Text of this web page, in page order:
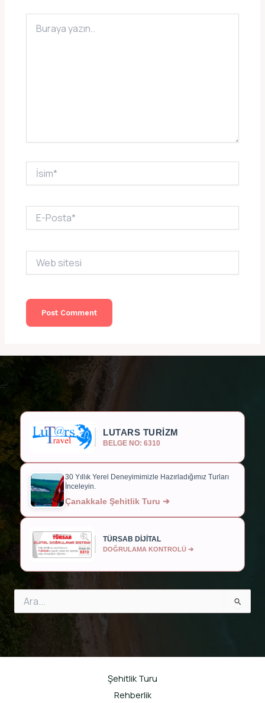
yazın..
İsim*
Posta*
sitesi
LUTARS TURİZM
BELGE NO: 6310
30 Yıllık Yerel Deneyimimizle Hazırladığımız Turları
İnceleyin.
Çanakkale Şehitlik Turu ➔
TÜRSAB DİJİTAL
DOĞRULAMA KONTROLÜ ➔
for:
Şehitlik Turu
Rehberlik